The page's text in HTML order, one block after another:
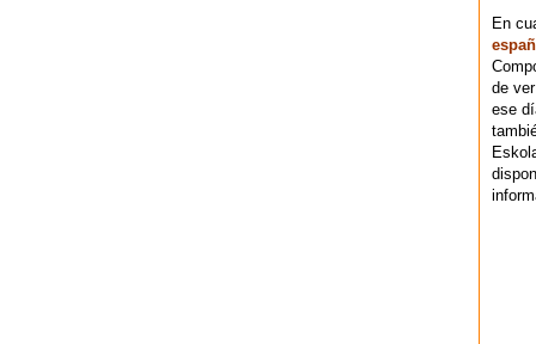
En
de
ese